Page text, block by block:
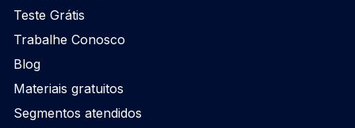
Teste Grátis
Trabalhe Conosco
Blog
Materiais gratuitos
Segmentos atendidos